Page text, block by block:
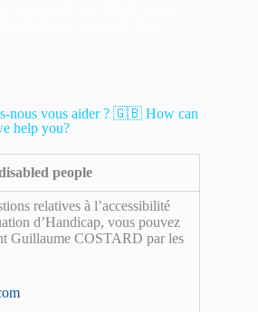
nous vous aider ? 🇬🇧 How can
help you?
people
relatives à l’accessibilité
d’Handicap, vous pouvez
Guillaume COSTARD par les